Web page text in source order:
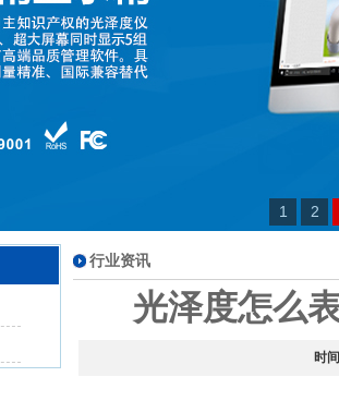
1 2
行业资讯
光泽度怎么
时